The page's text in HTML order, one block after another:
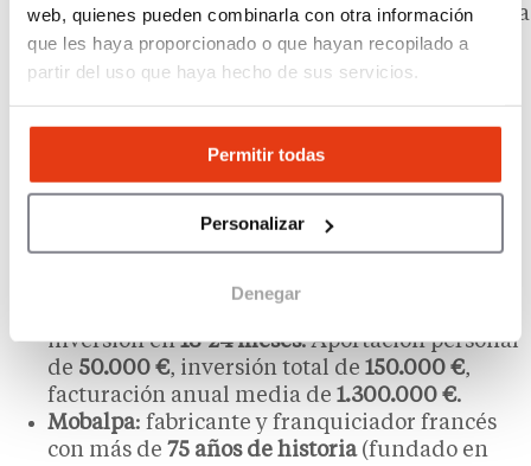
web, quienes pueden combinarla con otra información
que les haya proporcionado o que hayan recopilado a
partir del uso que haya hecho de sus servicios.
Permitir todas
Personalizar
Denegar
en8 países. Modelo tecnológico con plataforma
digital de gestión de proyectos. Aportación
personal de 50.000 €, inversión global de
facturación anual media de1.200.000 €.
: franquicia española
especializada en cocinas alemanas a medida,
llave en mano que incluye búsqueda de local,
diseño deshowroomy campaña de marketing
inicial, ofrece una rentabilidad operativa
inversión en18-24 meses. Aportación personal
de 50.000 €, inversión total de 150.000 €,
facturación anual media de 1.300.000 €.
Mobalpa: fabricante y franquiciador francés
con más de 75 años de historia(fundado en